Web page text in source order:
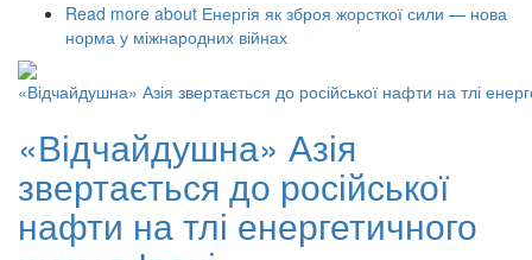
Read more about Енергія як зброя жорсткої сили — нова
норма у міжнародних війнах
«Відчайдушна» Азія
звертається до російської
нафти на тлі енергетичного